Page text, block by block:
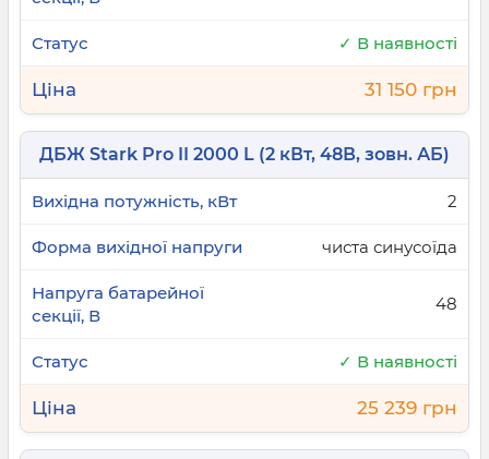
✓ В наявності
31 150 грн
ДБЖ Stark Pro II 2000 L (2 кВт, 48В, зовн. АБ)
2
чиста синусоїда
48
✓ В наявності
25 239 грн